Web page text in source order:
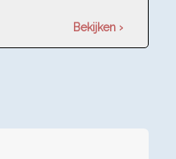
Bekijken ›